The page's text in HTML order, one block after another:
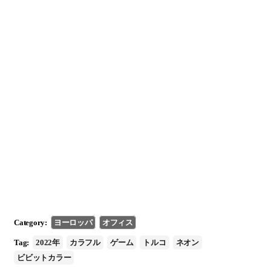
Category: ヨーロッパ オフィス
Tag: 2022年 カラフル ゲーム トルコ
ネオン
ビビットカラー